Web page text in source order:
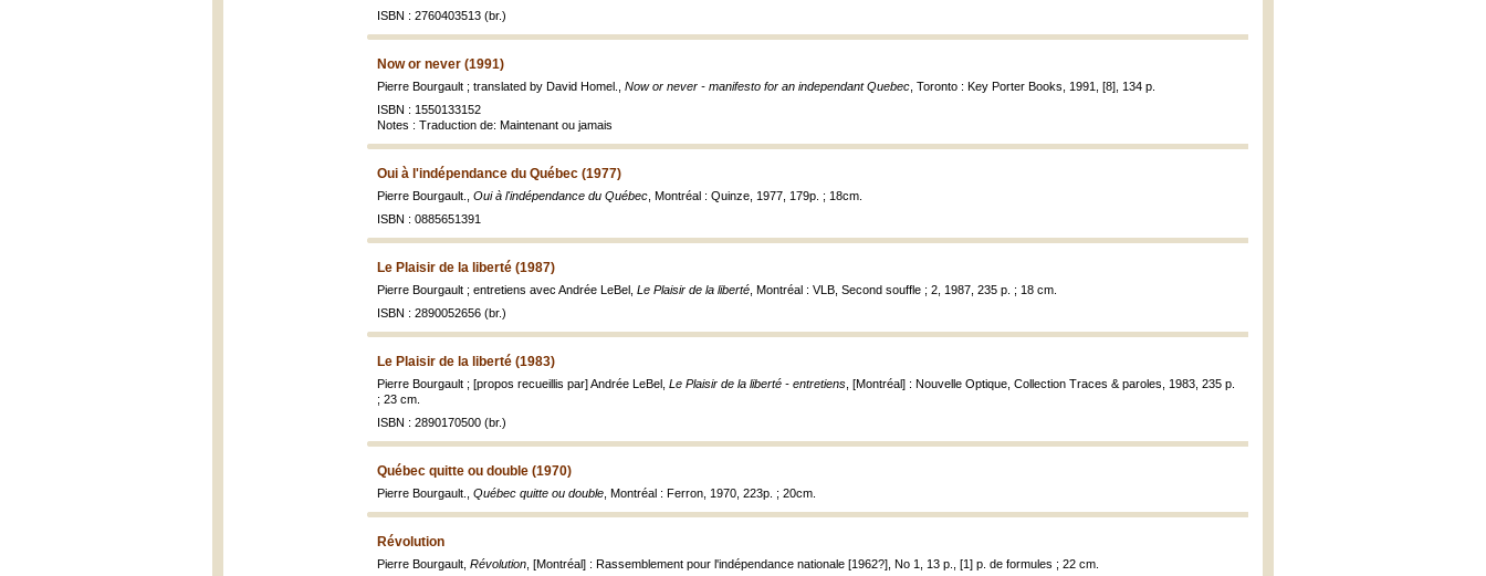
ISBN : 2760403513 (br.)
Now or never (1991)
Pierre Bourgault ; translated by David Homel., Now or never - manifesto for an independant Quebec , Toronto : Key Porter Books, 1991, [8], 134 p.
ISBN : 1550133152
Notes : Traduction de: Maintenant ou jamais
Oui à l'indépendance du Québec (1977)
Pierre Bourgault., Oui à l'indépendance du Québec , Montréal : Quinze, 1977, 179p. ; 18cm.
ISBN : 0885651391
Le Plaisir de la liberté (1987)
Pierre Bourgault ; entretiens avec Andrée LeBel, Le Plaisir de la liberté , Montréal : VLB, Second souffle ; 2, 1987, 235 p. ; 18 cm.
ISBN : 2890052656 (br.)
Le Plaisir de la liberté (1983)
Pierre Bourgault ; [propos recueillis par] Andrée LeBel, Le Plaisir de la liberté - entretiens , [Montréal] : Nouvelle Optique, Collection Traces & paroles, 1983, 235 p.
; 23 cm.
ISBN : 2890170500 (br.)
Québec quitte ou double (1970)
Pierre Bourgault., Québec quitte ou double , Montréal : Ferron, 1970, 223p. ; 20cm.
Révolution
Pierre Bourgault, Révolution , [Montréal] : Rassemblement pour l'indépendance nationale [1962?], No 1, 13 p., [1] p. de formules ; 22 cm.